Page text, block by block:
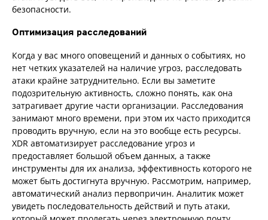
безопасности.
Оптимизация расследований
Когда у вас много оповещений и данных о событиях, но
нет четких указателей на наличие угроз, расследовать
атаки крайне затруднительно. Если вы заметите
подозрительную активность, сложно понять, как она
затрагивает другие части организации. Расследования
занимают много времени, при этом их часто приходится
проводить вручную, если на это вообще есть ресурсы.
XDR автоматизирует расследование угроз и
предоставляет большой объем данных, а также
инструменты для их анализа, эффективность которого не
может быть достигнута вручную. Рассмотрим, например,
автоматический анализ первопричин. Аналитик может
увидеть последовательность действий и путь атаки,